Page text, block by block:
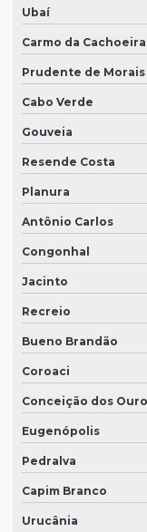
Ubaí
Carmo da Cachoeira
Prudente de Morais
Cabo Verde
Gouveia
Resende Costa
Planura
Antônio Carlos
Congonhal
Jacinto
Recreio
Bueno Brandão
Coroaci
Conceição dos
Eugenópolis
Pedralva
Capim Branco
Urucânia